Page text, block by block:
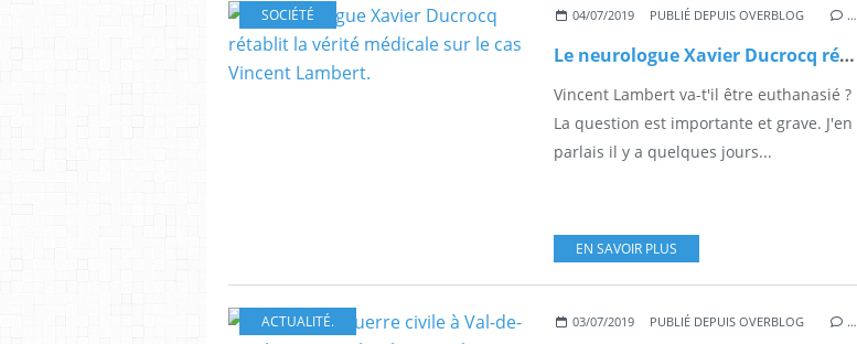
SOCIÉTÉ 04/07/2019 PUBLIÉ DEPUIS OVERBLOG …
Le neurologue Xavier Ducrocq rétablit la vérité médicale sur le cas Vincent Lambert.
Vincent Lambert va-t'il être euthanasié ?
La question est importante et grave. J'en
parlais il y a quelques jours...
EN SAVOIR PLUS
ACTUALITÉ. 03/07/2019 PUBLIÉ DEPUIS OVERBLOG …